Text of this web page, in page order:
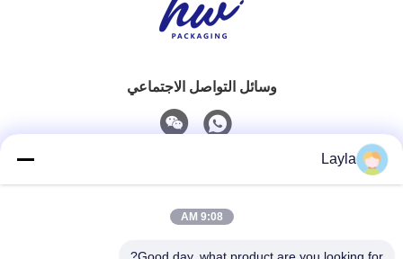
وسائل التواصل الاجتماعي
0086-18688885859
Layla
9:08 AM